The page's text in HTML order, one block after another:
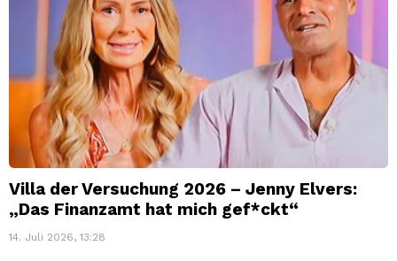
Villa der Versuchung 2026 – Jenny Elvers:
„Das Finanzamt hat mich gef*ckt“
14. Juli 2026, 13:28